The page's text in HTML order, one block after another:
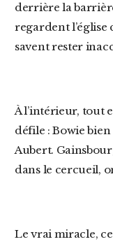
derrière la
regardent l’église
savent rester
À l’intérieur, tout est scripté. Les bancs sont pour les intimes du PAF. Une playlist posthume
défile : Bowie bien
Aubert.
dans le cercueil,
Le vrai miracle, ce jour-là, ce n’est pas la résurrection. C’est la séparation des classes, réalisée